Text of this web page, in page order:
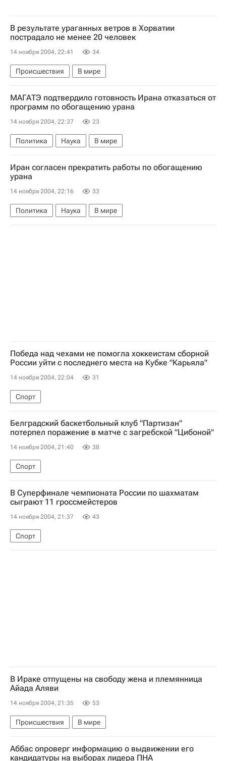
В результате ураганных ветров в Хорватии
пострадало не менее 20 человек
14 ноября 2004, 22:41 34
Происшествия В мире
МАГАТЭ подтвердило готовность Ирана отказаться от
программ по обогащению урана
14 ноября 2004, 22:37 23
Политика Наука В мире
Иран согласен прекратить работы по обогащению
урана
14 ноября 2004, 22:16 33
Политика Наука В мире
Победа над чехами не помогла хоккеистам сборной
России уйти с последнего места на Кубке "Карьяла"
14 ноября 2004, 22:04 31
Спорт
Белградский баскетбольный клуб "Партизан"
потерпел поражение в матче с загребской "Цибоной"
14 ноября 2004, 21:40 38
Спорт
В Суперфинале чемпионата России по шахматам
сыграют 11 гроссмейстеров
14 ноября 2004, 21:37 43
Спорт
В Ираке отпущены на свободу жена и племянница
Айада Аляви
14 ноября 2004, 21:35 53
Происшествия В мире
Аббас опроверг информацию о выдвижении его
кандидатуры на выборах лидера ПНА